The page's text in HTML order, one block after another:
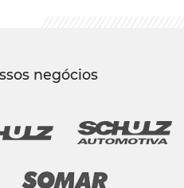
negócios